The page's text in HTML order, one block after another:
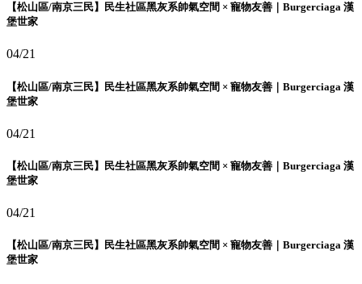
【松山區/南京三民】民生社區黑灰系帥氣空間 × 寵物友善｜Burgerciaga 漢
堡世家
04/21
【松山區/南京三民】民生社區黑灰系帥氣空間 × 寵物友善｜Burgerciaga 漢
堡世家
04/21
【松山區/南京三民】民生社區黑灰系帥氣空間 × 寵物友善｜Burgerciaga 漢
堡世家
04/21
【松山區/南京三民】民生社區黑灰系帥氣空間 × 寵物友善｜Burgerciaga 漢
堡世家